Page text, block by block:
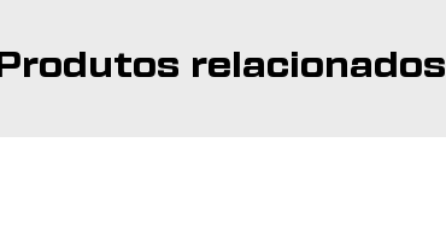
Produtos relacionados